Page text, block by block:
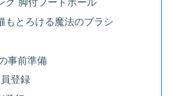
もとろける魔法のブラシ
事前準備
登録